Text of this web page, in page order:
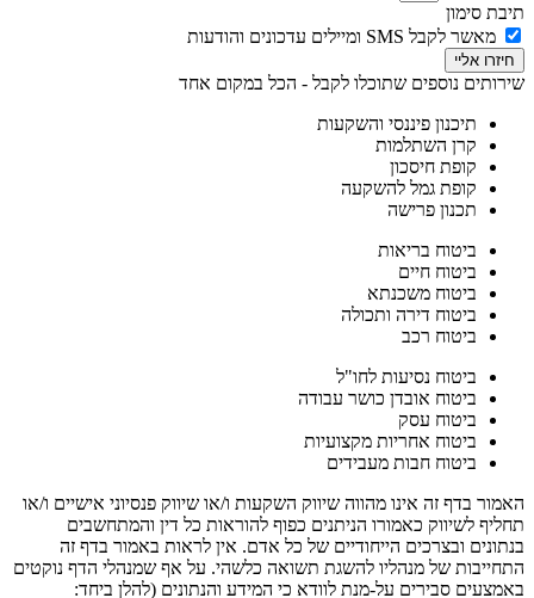
תיבת סימון
מאשר לקבל SMS ומיילים עדכונים והודעות
חיזרו אליי
שירותים נוספים שתוכלו לקבל - הכל במקום אחד
תיכנון פיננסי והשקעות
קרן השתלמות
קופת חיסכון
קופת גמל להשקעה
תכנון פרישה
ביטוח בריאות
ביטוח חיים
ביטוח משכנתא
ביטוח דירה ותכולה
ביטוח רכב
ביטוח נסיעות לחו"ל
ביטוח אובדן כושר עבודה
ביטוח עסק
ביטוח אחריות מקצועיות
ביטוח חבות מעבידים
האמור בדף זה אינו מהווה שיווק השקעות ו/או שיווק פנסיוני אישיים ו/או
תחליף לשיווק כאמורו הניתנים כפוף להוראות כל דין והמתחשבים
בנתונים ובצרכים הייחודיים של כל אדם. אין לראות באמור בדף זה
התחייבות של מנהליו להשגת תשואה כלשהי. על אף שמנהלי הדף נוקטים
באמצעים סבירים על-מנת לוודא כי המידע והנתונים (להלן ביחד: